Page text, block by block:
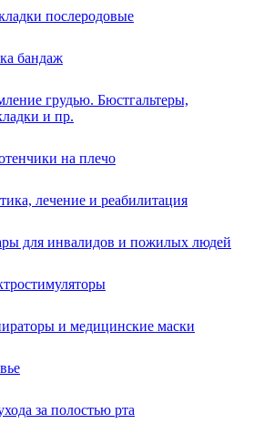
послеродовые
бандаж
грудью. Бюстгальтеры,
и пр.
на плечо
лечение и реабилитация
для инвалидов и пожилых людей
и медицинские маски
за полостью рта